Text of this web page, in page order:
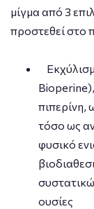
μίγμα από 3
προστεθεί στο
πιπερίνη,
τόσο ως
φυσικό
ουσίες